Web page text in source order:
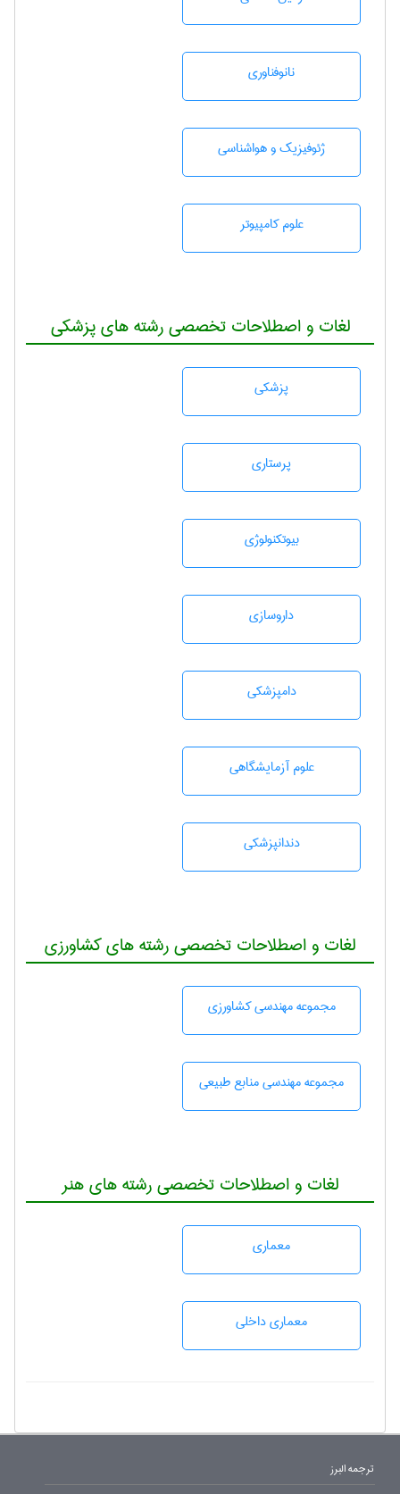
نانوفناوری
ژئوفيزيك و هواشناسی
علوم کامپیوتر
لغات و اصطلاحات تخصصی رشته های پزشکی
پزشكی
پرستاری
بيوتكنولوژی
داروسازی
دامپزشكی
علوم آزمايشگاهی
دندانپزشكی
لغات و اصطلاحات تخصصی رشته های کشاورزی
مجموعه مهندسی كشاورزی
مجموعه مهندسی منابع طبيعی
لغات و اصطلاحات تخصصی رشته های هنر
معماری
معماری داخلی
ترجمه البرز